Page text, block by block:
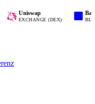
Uniswap
EXCHANGE (DEX)
Base